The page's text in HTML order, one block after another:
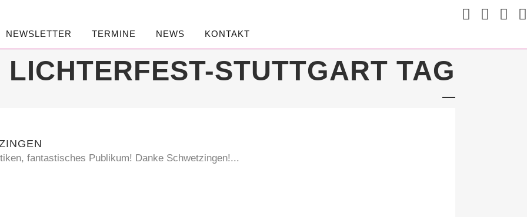
NEWSLETTER TERMINE NEWS KONTAKT
LICHTERFEST-STUTTGART TAG
fantastisches Publikum! Danke Schwetzingen!...